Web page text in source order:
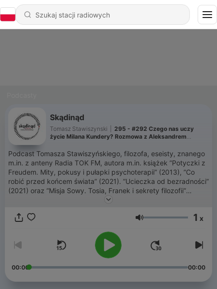
Skądinąd
Tomasz Stawiszynski
295 - #292 Czego nas uczy
życie Milana Kundery? Rozmowa z Aleksandrem
Podcast Tomasza Stawiszyńskiego, filozofa, eseisty, znanego
m.in. z anteny Radia TOK FM, autora m.in. książek ”Potyczki z
Freudem. Mity, pokusy i pułapki psychoterapii” (2013), ”Co
robić przed końcem świata” (2021). ”Ucieczka od bezradności”
(2021) oraz ”Misja Sowy. Tosia, Franek i sekrety filozofii”
Głośność 1 x
00:00 00:00